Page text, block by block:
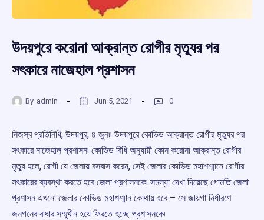
উদয়পুরে করোনা আক্রান্ত রোগীর মৃত্যুর পর
সৎকারে নাজেহাল প্রশাসন
By admin Jun 5, 2021 0
নিজস্ব প্রতিনিধি, উদয়পুর, ৪ জুন৷৷ উদয়পুরে কোভিড আক্রান্ত রোগীর মৃত্যুর পর
সৎকারে নাজেহাল প্রশাসন৷ কোভিড বিধি অনুযায়ী কোন করোনা আক্রান্ত রোগীর
মৃত্যু হলে, রোগী যে জেলায় বসবাস করেন, সেই জেলার কোভিড মহাশশ্মানে রোগীর
সৎকারের ব্যবস্থা করতে হবে জেলা প্রশাসনকে৷ সমস্যা দেখা দিয়েছে গোমতি জেলা
প্রশাসন এখনো জেলার কোভিড মহাশশ্মান কোথায় হবে – সে জায়গা নির্ধারণে
জনগনের বাধার সম্মুখীন হয়ে ফিরতে হচ্ছে প্রশাসনকে৷